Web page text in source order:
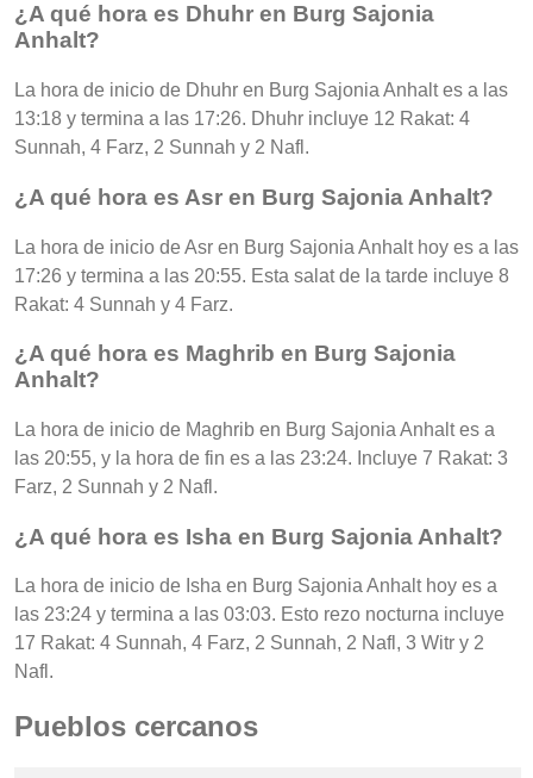
¿A qué hora es Dhuhr en Burg Sajonia
Anhalt?
La hora de inicio de Dhuhr en Burg Sajonia Anhalt es a las
13:18 y termina a las 17:26. Dhuhr incluye 12 Rakat: 4
Sunnah, 4 Farz, 2 Sunnah y 2 Nafl.
¿A qué hora es Asr en Burg Sajonia Anhalt?
La hora de inicio de Asr en Burg Sajonia Anhalt hoy es a las
17:26 y termina a las 20:55. Esta salat de la tarde incluye 8
Rakat: 4 Sunnah y 4 Farz.
¿A qué hora es Maghrib en Burg Sajonia
Anhalt?
La hora de inicio de Maghrib en Burg Sajonia Anhalt es a
las 20:55, y la hora de fin es a las 23:24. Incluye 7 Rakat: 3
Farz, 2 Sunnah y 2 Nafl.
¿A qué hora es Isha en Burg Sajonia Anhalt?
La hora de inicio de Isha en Burg Sajonia Anhalt hoy es a
las 23:24 y termina a las 03:03. Esto rezo nocturna incluye
17 Rakat: 4 Sunnah, 4 Farz, 2 Sunnah, 2 Nafl, 3 Witr y 2
Nafl.
Pueblos cercanos